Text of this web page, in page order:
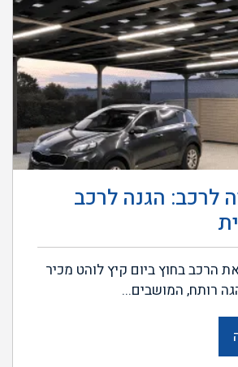
לרכב: הגנה לרכב
הרכב בחוץ ביום קיץ לוהט מכיר
רותח, המושבים...